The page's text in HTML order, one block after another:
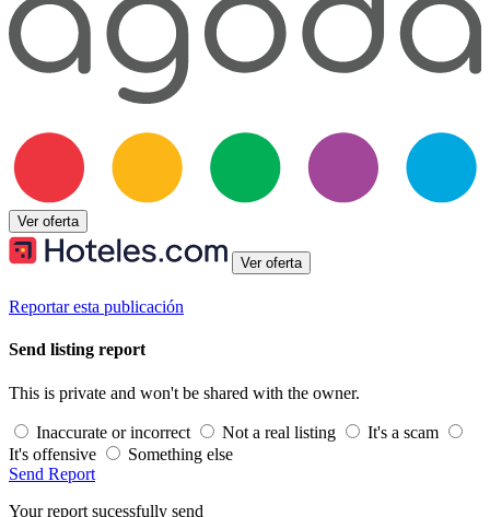
Ver oferta
Ver oferta
Reportar esta publicación
Send listing report
This is private and won't be shared with the owner.
Inaccurate or incorrect Not a real listing
It's a scam
It's offensive
Something else
Send Report
Your report sucessfully send